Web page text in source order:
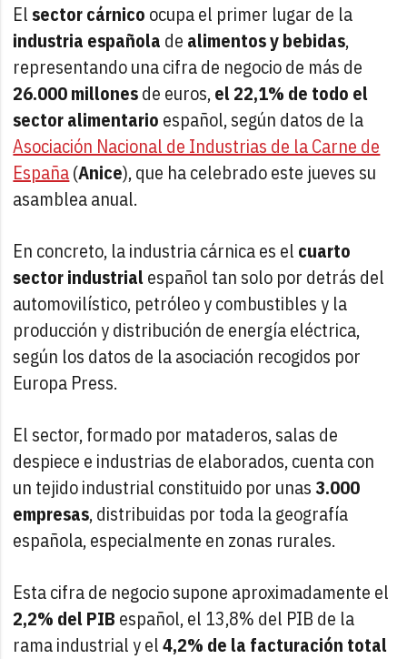
El sector cárnico ocupa el primer lugar de la
industria española de alimentos y bebidas,
representando una cifra de negocio de más de
26.000 millonesde euros,el 22,1% de todo el
sector alimentario español, según datos de la
Asociación Nacional de Industrias de la Carne de
España(Anice), que ha celebrado este jueves su
asamblea anual.
En concreto, la industria cárnica es el cuarto
sector industrialespañol tan solo por detrás del
automovilístico, petróleo y combustibles y la
producción y distribución de energía eléctrica,
según los datos de la asociación recogidos por
Europa Press.
El sector, formado por mataderos, salas de
despiece e industrias de elaborados, cuenta con
un tejido industrial constituido por unas3.000
empresas, distribuidas por toda la geografía
española, especialmente en zonas rurales.
Esta cifra de negocio supone aproximadamente el
2,2% del PIB español, el 13,8% del PIB de la
rama industrial y el4,2% de la facturación total